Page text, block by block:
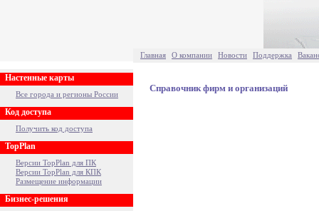
Главная О компании Новости Поддержка
Настенные карты
Все города и регионы России
Код доступа
Получить код доступа
TopPlan
Версии TopPlan для ПК
Версии TopPlan для КПК
Размещение информации
Бизнес-решения
Справочник фирм и организаций